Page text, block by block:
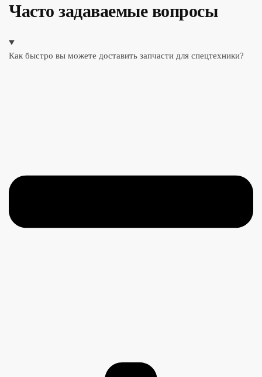
Часто задаваемые вопросы
Как быстро вы можете доставить запчасти для спецтехники?